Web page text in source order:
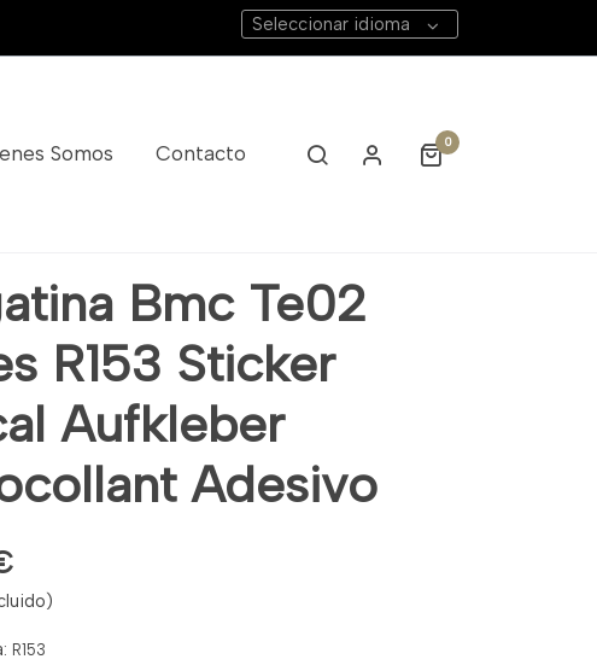
Seleccionar idioma
Somos Contacto 0
Bmc Te02
R153 Sticker
Aufkleber
Adesivo
R153